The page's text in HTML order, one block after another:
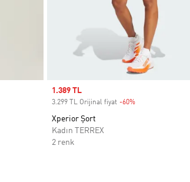
Sale price
1.389 TL
3.299 TL Orijinal fiyat -60%Discount
Xperior Şort
Kadın TERREX
2 renk